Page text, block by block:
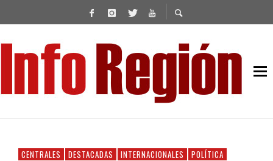
CENTRALES DESTACADAS INTERNACIONALES POLÍTICA